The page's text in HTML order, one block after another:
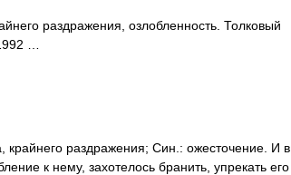
раздражения, озлобленность. Толковый
…
раздражения; Син.: ожесточение. И в
к нему, захотелось бранить, упрекать его